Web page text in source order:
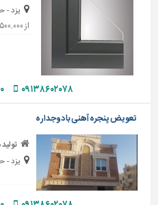
حفاظ
دیوارپوش،
سرویس
بهداشتی
ابزار،یراق
و
یزد -
از ۵۰۰,۰۰۰ تا ۱,۵۰۰,۰۰۰ تومان
۰۹۱۳۸۶۰۲۰۷۸
تعویض پنجره آهنی با دوجداره
یزد -